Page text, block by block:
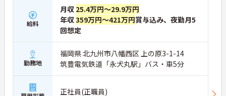
給料
月収 25.4万円～29.9万円
年収359万円～421万円賞与込み、夜勤月5
回想定
勤務地
福岡県 北九州市八幡西区 上の原3-1-14
筑豊電気鉄道「永犬丸駅」バス・車5分
正社員(正職員)